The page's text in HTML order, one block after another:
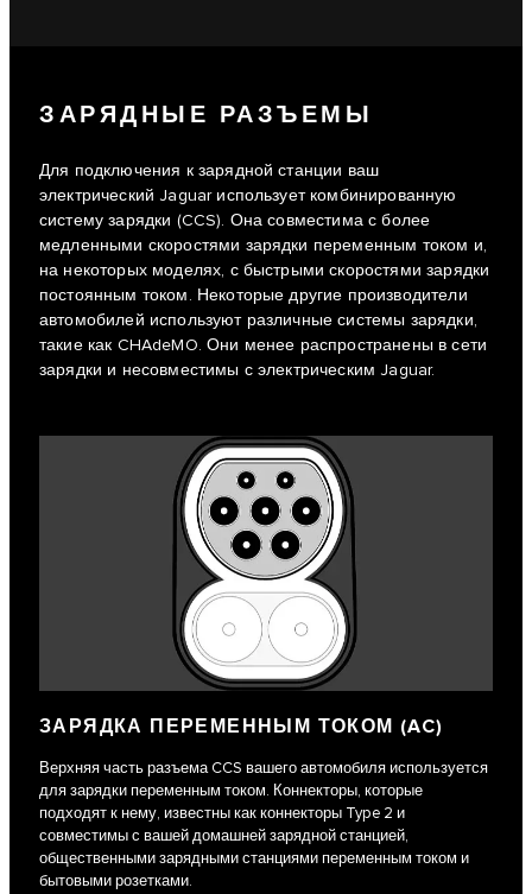
ЗАРЯДНЫЕ РАЗЪЕМЫ
Для подключения к зарядной станции ваш
электрический Jaguar использует комбинированную
систему зарядки (CCS). Она совместима с более
медленными скоростями зарядки переменным током и,
на некоторых моделях, с быстрыми скоростями зарядки
постоянным током. Некоторые другие производители
автомобилей используют различные системы зарядки,
такие как CHAdeMO. Они менее распространены в сети
зарядки и несовместимы с электрическим Jaguar.
ЗАРЯДКА ПЕРЕМЕННЫМ ТОКОМ (AC)
Верхняя часть разъема CCS вашего автомобиля используется
для зарядки переменным током. Коннекторы, которые
подходят к нему, известны как коннекторы Type 2 и
совместимы с вашей домашней зарядной станцией,
общественными зарядными станциями переменным током и
бытовыми розетками.